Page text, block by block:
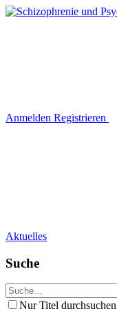
Anmelden Registrieren
Aktuelles
Suche
Nur Titel durchsuchen